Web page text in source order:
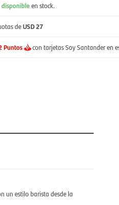
disponible en stock.
deUSD 27
Puntos con tarjetas Soy Santander en
un estilo barista desde la